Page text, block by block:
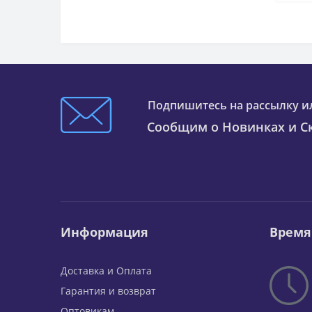
Подпишитесь на рассылку
Сообщим о Новинках и
Информация
Доставка и Оплата
Гарантия и возврат